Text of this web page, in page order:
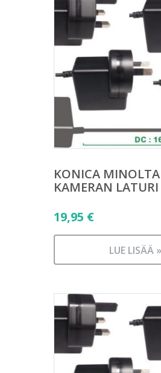
KONICA
KAMERAN LATURI
19,95 €
LUE LISÄÄ »